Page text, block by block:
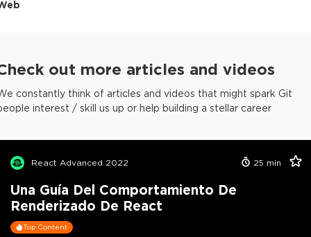
out more articles and videos
constantly think of articles and videos that might spark Git
interest / skill us up or help building a stellar career
React Advanced 2022 25 min
Una Guía Del Comportamiento De
Renderizado De React
Top Content